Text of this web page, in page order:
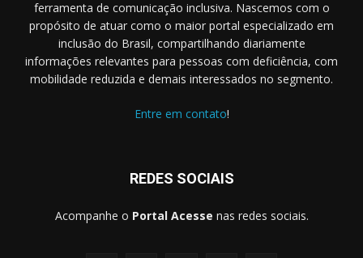
ferramenta de comunicação inclusiva. Nascemos com o
propósito de atuar como o maior portal especializado em
inclusão do Brasil, compartilhando diariamente
informações relevantes para pessoas com deficiência, com
mobilidade reduzida e demais interessados no segmento.
Entre em contato!
REDES SOCIAIS
Acompanhe o Portal Acesse nas redes sociais.